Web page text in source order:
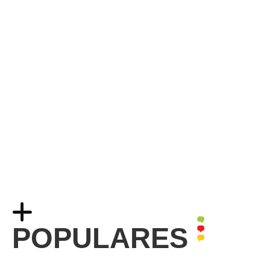
POPULARES